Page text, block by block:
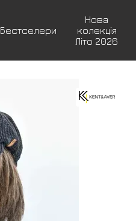
Бестселери
Нова
колекція
Літо 2026